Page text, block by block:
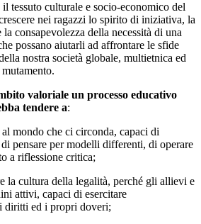
tessuto culturale e socio-economico del
nei ragazzi lo spirito di iniziativa, la
consapevolezza della necessità di una
possano aiutarli ad affrontare le sfide
nostra società globale, multietnica ed
valoriale un processo educativo
tendere a:
mondo che ci circonda, capaci di
pensare per modelli differenti, di operare
a riflessione critica;
la cultura della legalità, perché gli allievi e
attivi, capaci di esercitare
diritti ed i propri doveri;